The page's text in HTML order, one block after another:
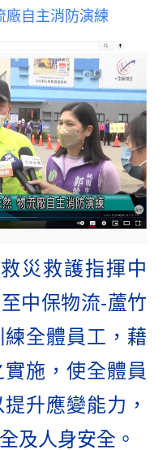
廠自主消防演練
救災救護指揮中
中保物流-蘆竹
全體員工，藉
施，使全體員
升應變能力，
及人身安全。